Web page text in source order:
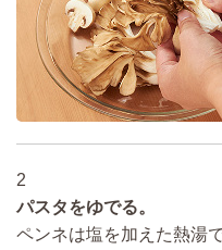
2
パスタをゆでる。
ペンネは塩を加えた熱湯